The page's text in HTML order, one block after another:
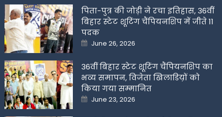
पिता-पुत्र की जोड़ी ने रचा इतिहास, 36वीं
बिहार स्टेट शूटिंग चैंपियनशिप में जीते 11
पदक
Posted
on
June 26, 2026
36वीं बिहार स्टेट शूटिंग चैंपियनशिप का
भव्य समापन, विजेता खिलाडिय़ों को
किया गया सम्मानित
Posted
on
June 23, 2026